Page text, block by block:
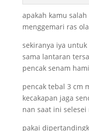
apakah kamu
menggemari ras
sekiranya iya
sama lantaran
pencak senam
pencak tebal 3 cm
kecakapan jaga
nan saat ini
pakai